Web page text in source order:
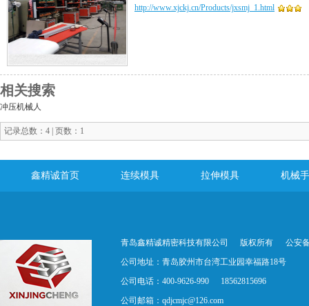
http://www.xjckj.cn/Products/jxsmj_1.html
相关搜索
冲压机械人
记录总数：4 | 页数：1
鑫精诚首页 连续模具 拉伸模具 机械
青岛鑫精诚精密科技有限公司 版权所有
公安
公司地址：青岛胶州市台湾工业园幸福路18号
公司电话：400-9626-990
18562815696
公司邮箱： qdjcmjc@126.com